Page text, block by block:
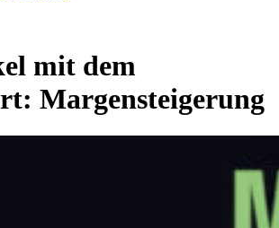
mit dem
Margensteigerung